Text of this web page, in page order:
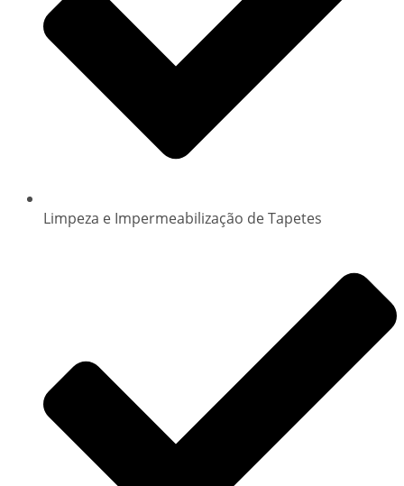
Limpeza e Impermeabilização de Tapetes